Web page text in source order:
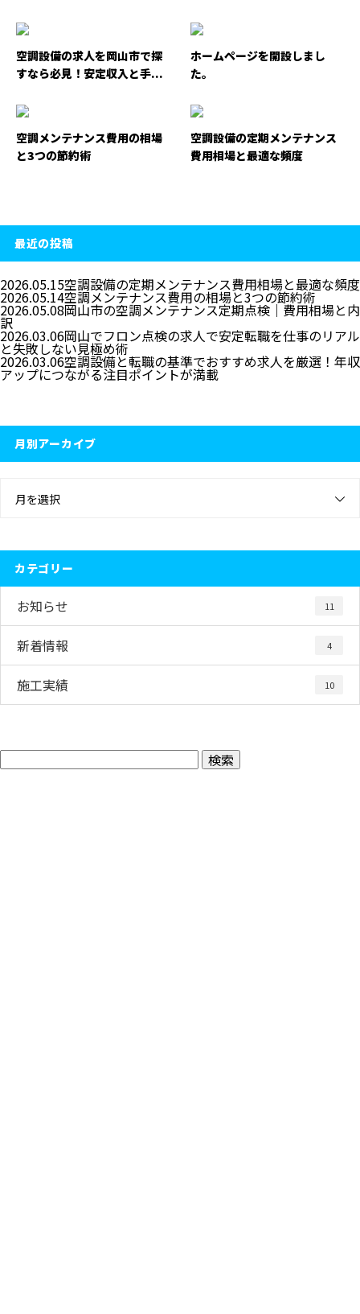
空調設備の求人を岡山市で探
すなら必見！安定収入と手...
ホームページを開設しまし
た。
空調メンテナンス費用の相場
と3つの節約術
空調設備の定期メンテナンス
費用相場と最適な頻度
最近の投稿
2026.05.15空調設備の定期メンテナンス費用相場と最適な頻度
2026.05.14空調メンテナンス費用の相場と3つの節約術
2026.05.08岡山市の空調メンテナンス定期点検｜費用相場と内
訳
2026.03.06岡山でフロン点検の求人で安定転職を仕事のリアル
と失敗しない見極め術
2026.03.06空調設備と転職の基準でおすすめ求人を厳選！年収
アップにつながる注目ポイントが満載
月別アーカイブ
月を選択
カテゴリー
お知らせ 11
新着情報 4
施工実績 10